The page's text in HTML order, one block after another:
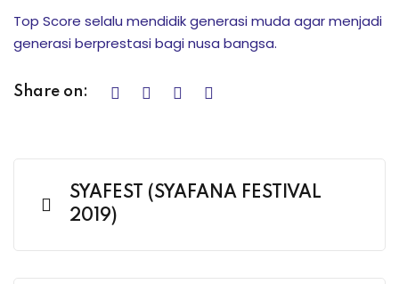
Siswa
Ujian
Top Score selalu mendidik generasi muda agar menjadi
generasi berprestasi bagi nusa bangsa.
Share on:
SYAFEST (SYAFANA FESTIVAL
2019)